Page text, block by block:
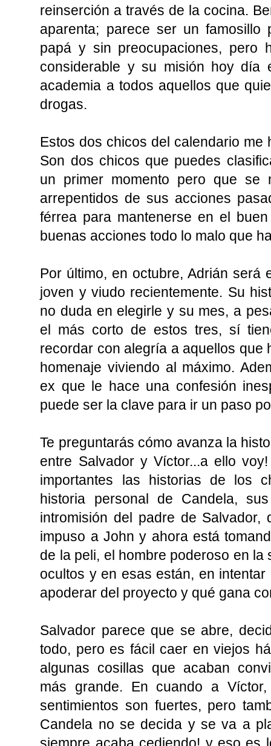
reinserción a través de la cocina.
aparenta; parece ser un famosillo
papá y sin preocupaciones, pero
considerable y su misión hoy día
academia a todos aquellos que
drogas.
Estos dos chicos del calendario me
Son dos chicos que puedes
un primer momento pero que se
arrepentidos de sus acciones
férrea para mantenerse en el
buenas acciones todo lo malo que
Por último, en octubre, Adrián será
joven y viudo recientemente. Su
no duda en elegirle y su mes, a
el más corto de estos tres, sí
recordar con alegría a aquellos que
homenaje viviendo al máximo.
ex que le hace una confesión
puede ser la clave para ir un paso
Te preguntarás cómo avanza la
entre Salvador y Víctor...a ello
importantes las historias de los
historia personal de Candela,
intromisión del padre de
impuso a John y ahora está
de la peli, el hombre poderoso en la
ocultos y en esas están, en
apoderar del proyecto y qué gana
Salvador parece que se abre,
todo, pero es fácil caer en viejos
algunas cosillas que acaban
más grande. En cuando a
sentimientos son fuertes, pero
Candela no se decida y se va a